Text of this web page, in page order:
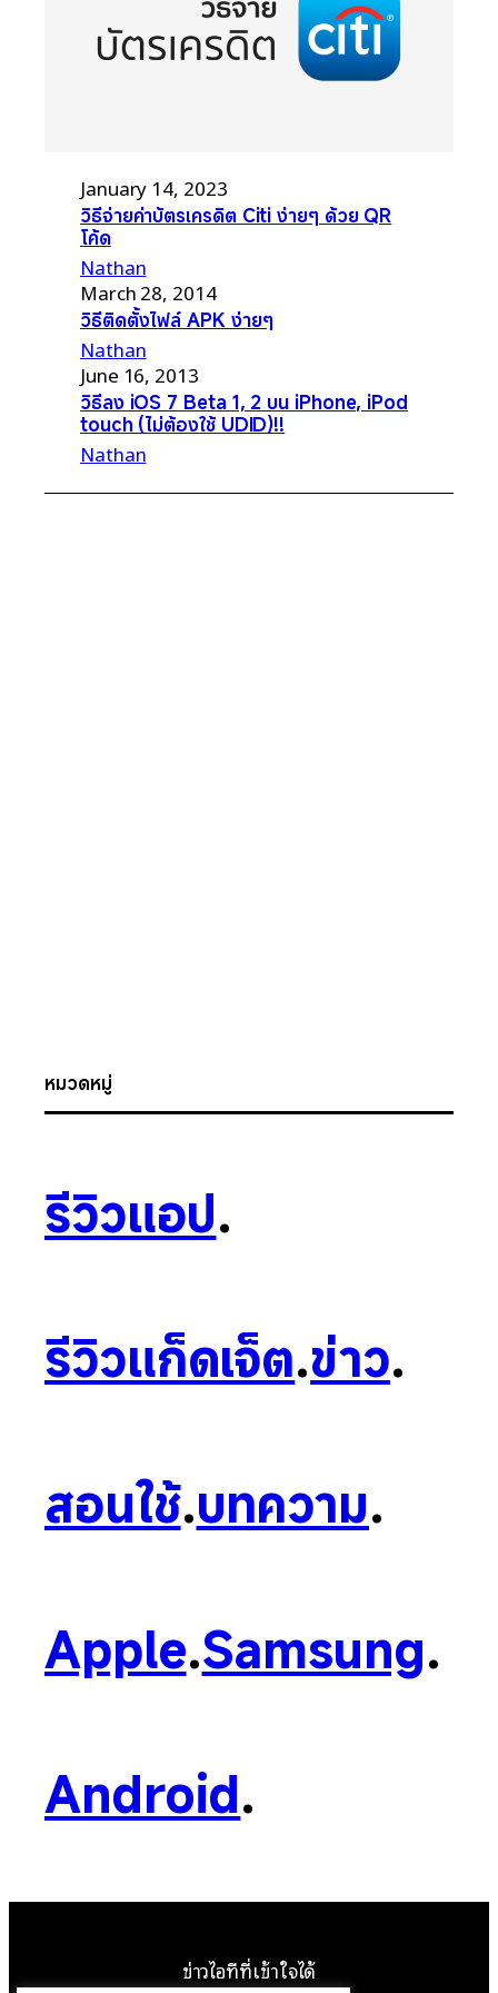
January 14, 2023
วิธีจ่ายค่าบัตรเครดิต Citi ง่ายๆ ด้วย QR
โค้ด
Nathan
March 28, 2014
วิธีติดตั้งไฟล์ APK ง่ายๆ
Nathan
June 16, 2013
วิธีลง iOS 7 Beta 1, 2 บน iPhone, iPod
touch (ไม่ต้องใช้ UDID)!!
Nathan
หมวดหมู่
รีวิวแอป.
รีวิวแก็ดเจ็ต.ข่าว.
สอนใช้.บทความ.
Apple.Samsung.
Android.
ข่าวไอทีที่เข้าใจได้